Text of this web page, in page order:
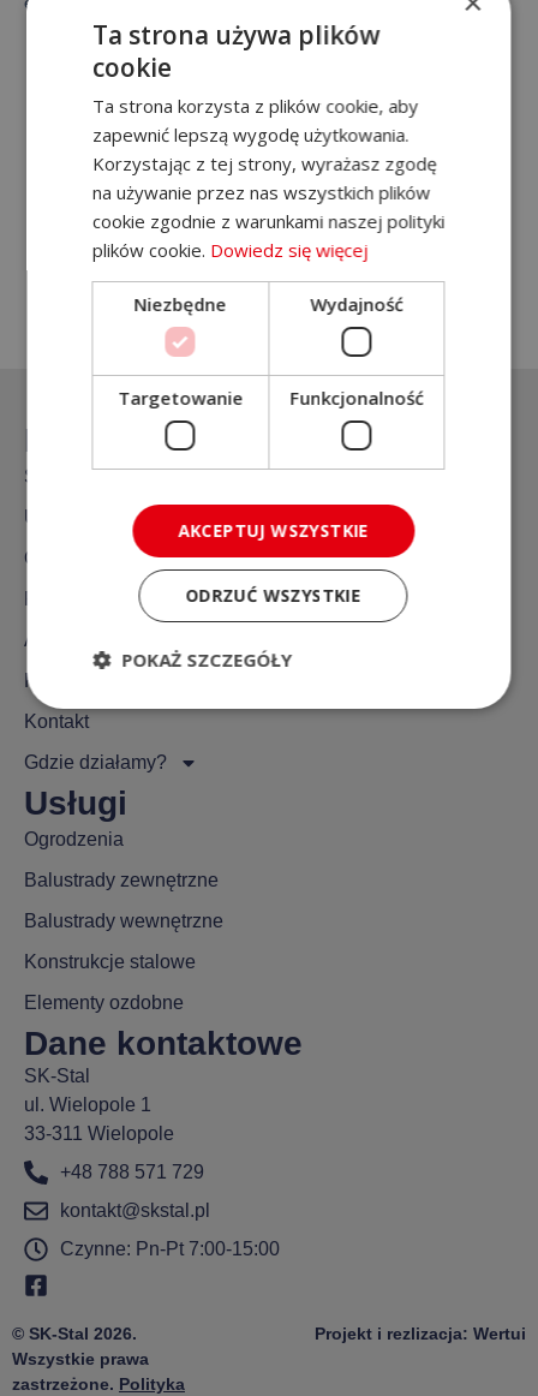
Galeria
Jesteś zainteresowany naszą
ofertą? Zadzwoń!
Na skróty
Strona główna
Usługi
O nas
Aktualności
FAQ
Kontakt
Gdzie działamy?
Usługi
Ogrodzenia
Balustrady zewnętrzne
Balustrady wewnętrzne
Konstrukcje stalowe
Elementy ozdobne
Dane kontaktowe
SK-Stal
ul. Wielopole 1
33-311 Wielopole
+48 788 571 729
kontakt@skstal.pl
Czynne: Pn-Pt 7:00-15:00
© SK-Stal 2026.
Wszystkie prawa
zastrzeżone. Polityka
Projekt i rezlizacja: Wertui
Ta strona używa plików
cookie
Ta strona korzysta z plików cookie, aby
zapewnić lepszą wygodę użytkowania.
Korzystając z tej strony, wyrażasz zgodę
na używanie przez nas wszystkich plików
cookie zgodnie z warunkami naszej polityki
plików cookie. Dowiedz się więcej
Niezbędne Wydajność
Targetowanie Funkcjonalność
AKCEPTUJ WSZYSTKIE
ODRZUĆ WSZYSTKIE
POKAŻ SZCZEGÓŁY